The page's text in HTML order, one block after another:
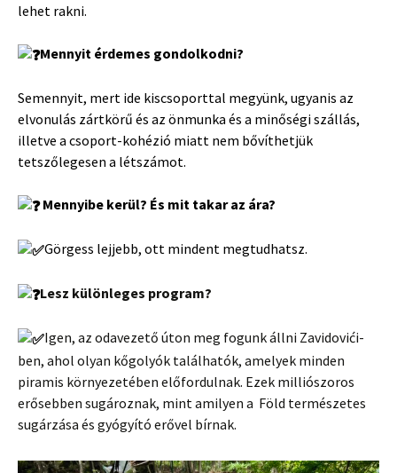
lehet rakni.
Mennyit érdemes gondolkodni?
Semennyit, mert ide kiscsoporttal megyünk, ugyanis az
elvonulás zártkörű és az önmunka és a minőségi szállás,
illetve a csoport-kohézió miatt nem bővíthetjük
tetszőlegesen a létszámot.
Mennyibe kerül? És mit takar az ára?
Görgess lejjebb, ott mindent megtudhatsz.
Lesz különleges program?
Igen, az odavezető úton meg fogunk állni Zavidovići-
ben, ahol olyan kőgolyók találhatók, amelyek minden
piramis környezetében előfordulnak. Ezek milliószoros
erősebben sugároznak, mint amilyen a Föld természetes
sugárzása és gyógyító erővel bírnak.